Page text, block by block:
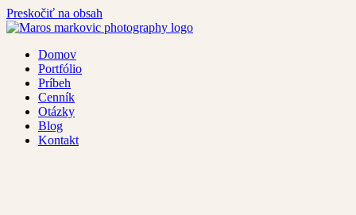
Preskočiť na obsah
Domov
Portfólio
Príbeh
Cenník
Otázky
Blog
Kontakt